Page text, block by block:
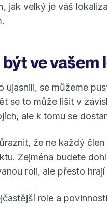
jak velký je váš
být ve
ujasnili, se můžeme
se to může lišit v
ale k tomu se
že ne každý
Zejména budete
roli, ale přesto
role a